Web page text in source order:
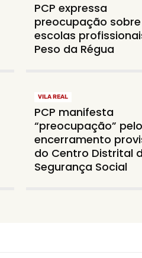
PCP expressa
preocupação sobre
escolas
Peso da Régua
VILA REAL
PCP manifesta
“preocupação” pelo
encerramento
do Centro Distrital
Segurança Social